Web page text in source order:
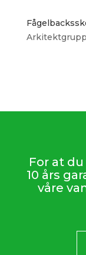
For at
10 års
våre